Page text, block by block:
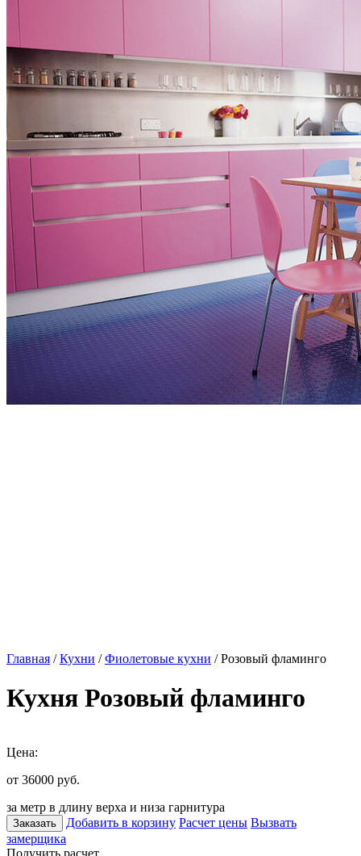
Главная /Кухни /Фиолетовые кухни / Розовый фламинго
Кухня Розовый фламинго
Цена:
от 36000 руб.
за метр в длину верха и низа гарнитура
Заказать Добавить в корзину Расчет цены Вызвать
замерщика
Получить расчет